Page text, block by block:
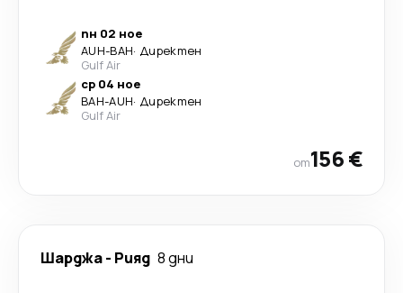
пн 02 ное
AUH-BAH· Директен
Gulf Air
ср 04 ное
BAH-AUH· Директен
Gulf Air
от156 €
Шарджа- Рияд 8 дни